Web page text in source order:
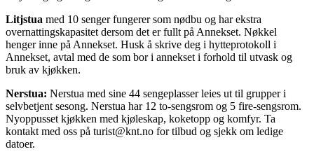
Litjstua med 10 senger fungerer som nødbu og har ekstra
overnattingskapasitet dersom det er fullt på Annekset. Nøkkel
henger inne på Annekset. Husk å skrive deg i hytteprotokoll i
Annekset, avtal med de som bor i annekset i forhold til utvask og
bruk av kjøkken.
Nerstua: Nerstua med sine 44 sengeplasser leies ut til grupper i
selvbetjent sesong. Nerstua har 12 to-sengsrom og 5 fire-sengsrom.
Nyoppusset kjøkken med kjøleskap, koketopp og komfyr. Ta
kontakt med oss på turist@knt.no for tilbud og sjekk om ledige
datoer.